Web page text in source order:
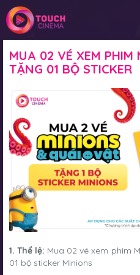
MUA 02 VÉ XEM
TẶNG 01 BỘ STICKER
1. Thể lệ: Mua 02 vé xem phim
01 bộ sticker Minions